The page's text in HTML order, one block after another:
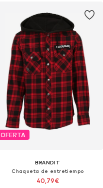
OFERTA
BRANDIT
Chaqueta de entretiempo
40,79€